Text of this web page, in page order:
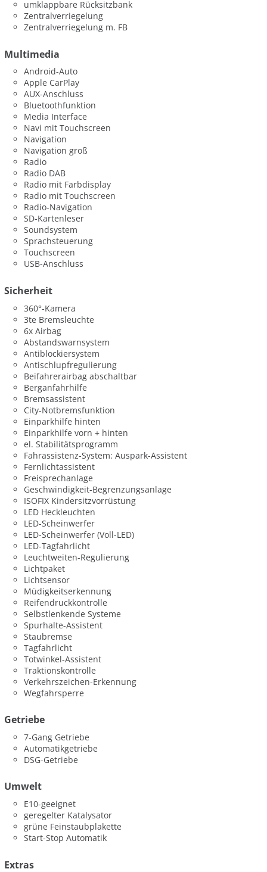
umklappbare Rücksitzbank
Zentralverriegelung
Zentralverriegelung m. FB
Multimedia
Android-Auto
Apple CarPlay
AUX-Anschluss
Bluetoothfunktion
Media Interface
Navi mit Touchscreen
Navigation
Navigation groß
Radio
Radio DAB
Radio mit Farbdisplay
Radio mit Touchscreen
Radio-Navigation
SD-Kartenleser
Soundsystem
Sprachsteuerung
Touchscreen
USB-Anschluss
Sicherheit
360°-Kamera
3te Bremsleuchte
6x Airbag
Abstandswarnsystem
Antiblockiersystem
Antischlupfregulierung
Beifahrerairbag abschaltbar
Berganfahrhilfe
Bremsassistent
City-Notbremsfunktion
Einparkhilfe hinten
Einparkhilfe vorn + hinten
el. Stabilitätsprogramm
Fahrassistenz-System: Auspark-Assistent
Fernlichtassistent
Freisprechanlage
Geschwindigkeit-Begrenzungsanlage
ISOFIX Kindersitzvorrüstung
LED Heckleuchten
LED-Scheinwerfer
LED-Scheinwerfer (Voll-LED)
LED-Tagfahrlicht
Leuchtweiten-Regulierung
Lichtpaket
Lichtsensor
Müdigkeitserkennung
Reifendruckkontrolle
Selbstlenkende Systeme
Spurhalte-Assistent
Staubremse
Tagfahrlicht
Totwinkel-Assistent
Traktionskontrolle
Verkehrszeichen-Erkennung
Wegfahrsperre
Getriebe
7-Gang Getriebe
Automatikgetriebe
DSG-Getriebe
Umwelt
E10-geeignet
geregelter Katalysator
grüne Feinstaubplakette
Start-Stop Automatik
Extras